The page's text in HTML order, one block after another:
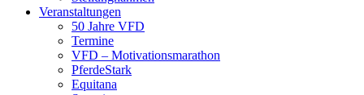
Veranstaltungen
50 Jahre VFD
Termine
VFD – Motivationsmarathon
PferdeStark
Equitana